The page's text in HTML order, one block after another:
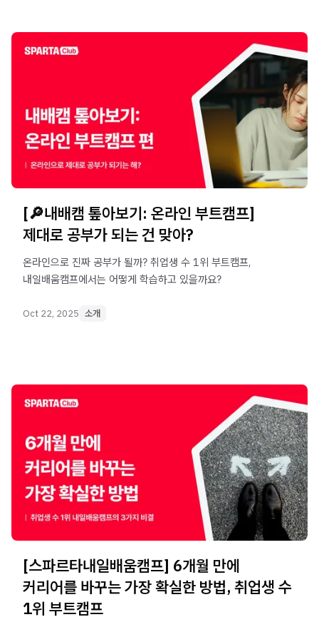
[🔎내배캠 톺아보기: 온라인 부트캠프]
제대로 공부가 되는 건 맞아?
온라인으로 진짜 공부가 될까? 취업생 수 1위 부트캠프,
내일배움캠프에서는 어떻게 학습하고 있을까요?
Oct 22, 2025 소개
[스파르타내일배움캠프] 6개월 만에
커리어를 바꾸는 가장 확실한 방법, 취업생 수
1위 부트캠프